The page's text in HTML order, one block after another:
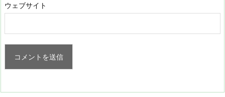
ウェブサイト